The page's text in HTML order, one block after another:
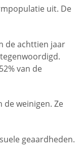
uit. De
de achttien jaar
van de
de weinigen. Ze
geaardheden.